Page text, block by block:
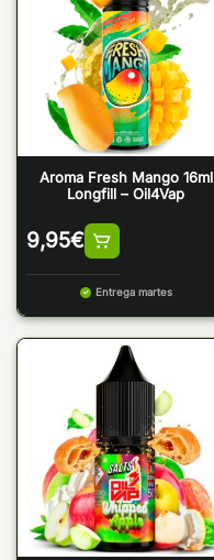
Aroma Fresh Mango 16ml
Longfill – Oil4Vap
9,95€
Entrega martes